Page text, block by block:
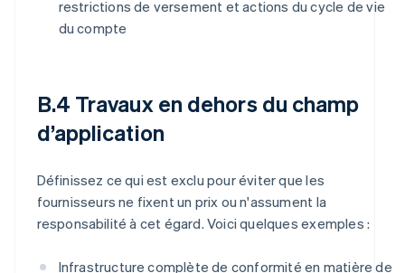
restrictions de versement et actions du cycle de vie
du compte
B.4 Travaux en dehors du champ
d’application
Définissez ce qui est exclu pour éviter que les
fournisseurs ne fixent un prix ou n'assument la
responsabilité à cet égard. Voici quelques exemples :
Infrastructure complète de conformité en matière de